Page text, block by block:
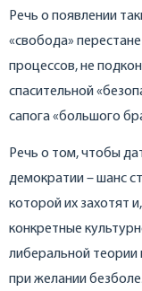
Речь о появлении
«свобода»
процессов, не
спасительной
сапога «большого
Речь о том, чтобы
демократии – шанс
которой их захотят
конкретные
либеральной теории
при желании